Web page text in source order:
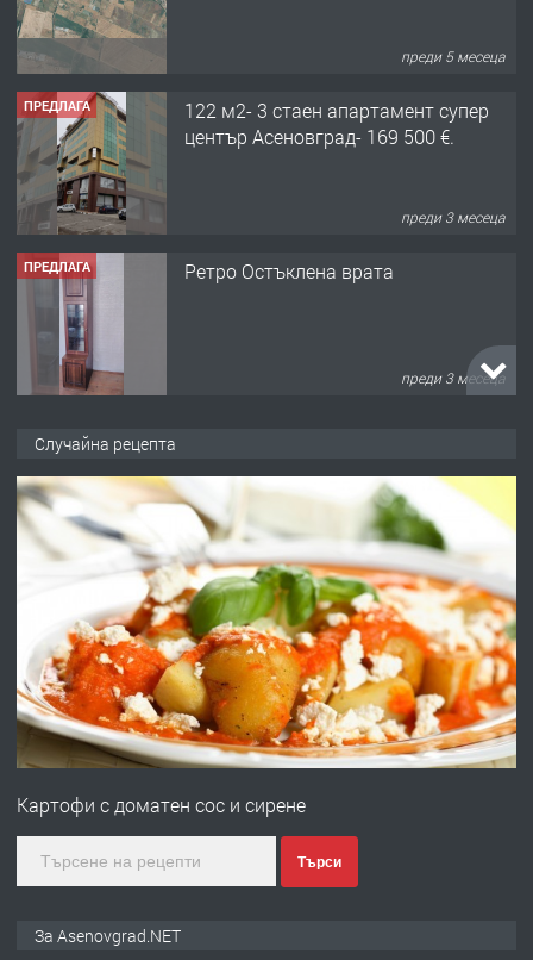
преди 5 месеца
ПРЕДЛАГА
122 м2- 3 стаен апартамент супер
център Асеновград- 169 500 €.
преди 3 месеца
ПРЕДЛАГА Ретро Остъклена врата
преди 3 месеца
преди 10 месеца
Професионална броячна машина -
със сертификат от ЕЦБ
преди 1 година
ПРЕДЛАГА
Професионална зеленчукорезачка
Случайна рецепта
Картофи с доматен сос и сирене
Търси
За Asenovgrad.NET